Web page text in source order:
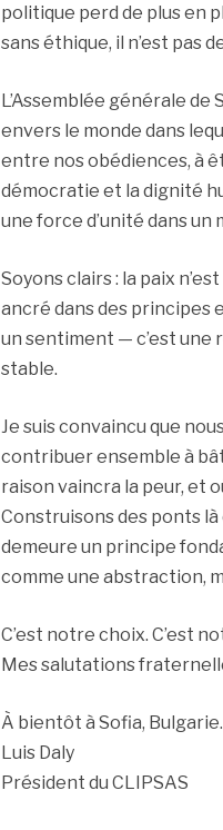
politique perd de plus en
sans éthique, il n’est pas
L’Assemblée générale
envers le monde dans
entre nos obédiences, à
démocratie et la dignité
une force d’unité dans un
Soyons clairs : la paix
ancré dans des principes
un sentiment — c’est une
stable.
Je suis convaincu que
contribuer ensemble à
raison vaincra la peur, et
Construisons des ponts
demeure un principe
comme une abstraction,
C’est notre choix. C’est
Mes salutations
À bientôt à Sofia, Bulgarie.
Luis Daly
Président du CLIPSAS